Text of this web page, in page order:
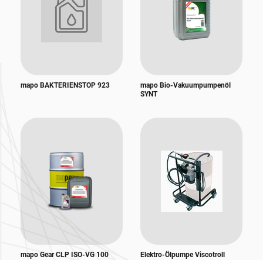
mapo BAKTERIENSTOP 923
mapo Bio-Vakuumpumpenöl
SYNT
mapo Gear CLP ISO-VG 100 Elektro-Ölpumpe Viscotroll